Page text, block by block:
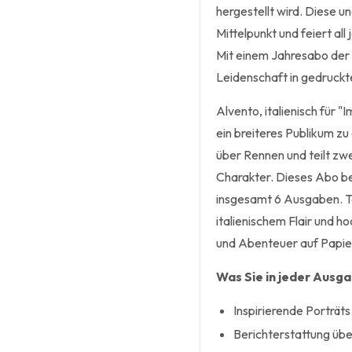
hergestellt wird. Diese
Mittelpunkt und feiert all
Mit einem Jahresabo
Leidenschaft in
Alvento, italienisch für
ein breiteres Publikum
über Rennen und teilt
Charakter. Dieses Abo
insgesamt 6 Ausgaben.
italienischem Flair und
und Abenteuer auf
Was Sie in jeder
Inspirierende
Berichterstattung